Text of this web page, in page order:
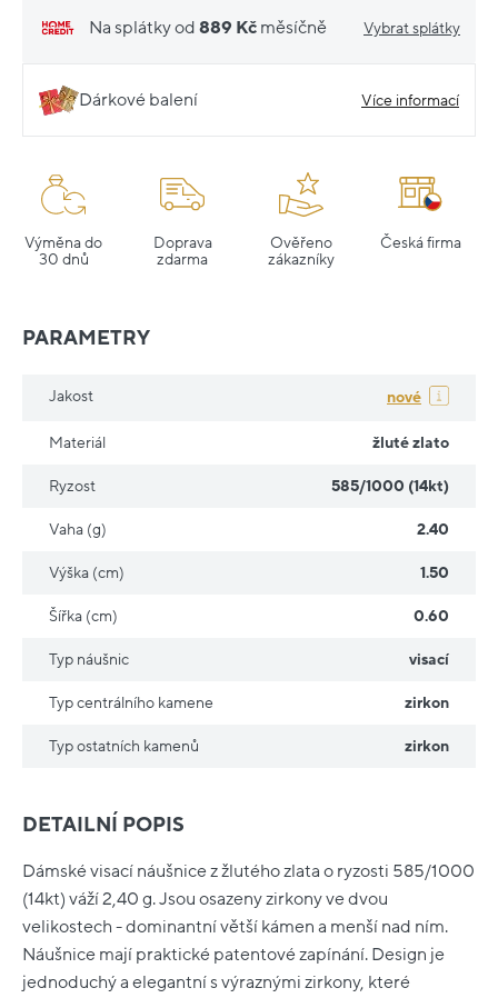
Na splátky od 889 Kč měsíčně Vybrat splátky
Dárkové balení Více informací
Výměna do
30 dnů
Doprava
zdarma
Ověřeno
zákazníky
Česká firma
DETAILNÍ POPIS
Dámské visací náušnice z žlutého zlata o ryzosti 585/1000
(14kt) váží 2,40 g. Jsou osazeny zirkony ve dvou
velikostech - dominantní větší kámen a menší nad ním.
Náušnice mají praktické patentové zapínání. Design je
jednoduchý a elegantní s výraznými zirkony, které
PARAMETRY
Jakost nové
Materiál žluté zlato
Ryzost 585/1000 (14kt)
Vaha (g) 2.40
Výška (cm) 1.50
Šířka (cm) 0.60
Typ náušnic visací
Typ centrálního kamene zirkon
Typ ostatních kamenů zirkon